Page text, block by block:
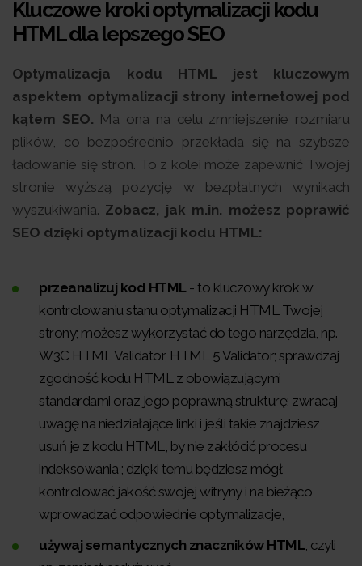
Kluczowe kroki optymalizacji kodu
HTML dla lepszego SEO
Optymalizacja kodu HTML jest kluczowym
aspektem optymalizacji strony internetowej pod
kątem SEO. Ma ona na celu zmniejszenie rozmiaru
plików, co bezpośrednio przekłada się na szybsze
ładowanie się stron. To z kolei może zapewnić Twojej
stronie wyższą pozycję w bezpłatnych wynikach
wyszukiwania. Zobacz, jak m.in. możesz poprawić
SEO dzięki optymalizacji kodu HTML:
przeanalizuj kod HTML- to kluczowy krok w
kontrolowaniu stanu optymalizacji HTML Twojej
strony; możesz wykorzystać do tego narzędzia, np.
W3C HTML Validator, HTML 5 Validator; sprawdzaj
zgodność kodu HTML z obowiązującymi
standardami oraz jego poprawną strukturę; zwracaj
uwagę na niedziałające linki i jeśli takie znajdziesz,
usuń je z kodu HTML, by nie zakłócić procesu
indeksowania ; dzięki temu będziesz mógł
kontrolować jakość swojej witryny i na bieżąco
wprowadzać odpowiednie optymalizacje,
używaj semantycznych znaczników HTML, czyli